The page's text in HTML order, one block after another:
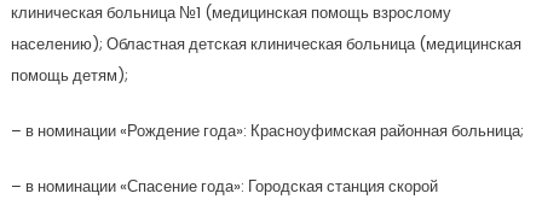
клиническая больница №1 (медицинская помощь взрослому
населению); Областная детская клиническая больница (медицинская
помощь детям);
– в номинации «Рождение года»: Красноуфимская районная больница;
– в номинации «Спасение года»: Городская станция скорой